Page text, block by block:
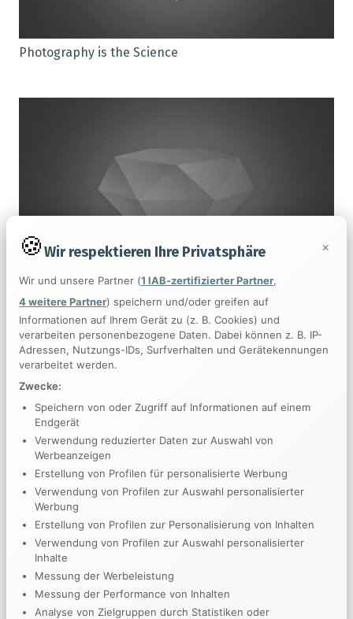
Photography is the Science
Imagination Encircles the World
This Post Looks Beautiful even with Long Interesting
Title
Wir respektieren Ihre Privatsphäre ×
Wir und unsere Partner (1 IAB-zertifizierter Partner,
4 weitere Partner) speichern und/oder greifen auf
Informationen auf Ihrem Gerät zu (z. B. Cookies) und
verarbeiten personenbezogene Daten. Dabei können z. B. IP-
Adressen, Nutzungs-IDs, Surfverhalten und Gerätekennungen
verarbeitet werden.
Zwecke:
Speichern von oder Zugriff auf Informationen auf einem
Endgerät
Verwendung reduzierter Daten zur Auswahl von
Werbeanzeigen
Erstellung von Profilen für personalisierte Werbung
Verwendung von Profilen zur Auswahl personalisierter
Werbung
Erstellung von Profilen zur Personalisierung von Inhalten
Verwendung von Profilen zur Auswahl personalisierter
Inhalte
Messung der Werbeleistung
Messung der Performance von Inhalten
Analyse von Zielgruppen durch Statistiken oder